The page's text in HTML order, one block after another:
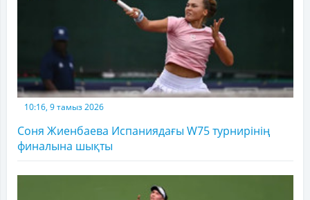
10:16, 9 тамыз 2026
Соня Жиенбаева Испаниядағы W75 турнирінің
финалына шықты